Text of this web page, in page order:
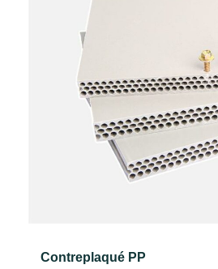
Contreplaqué PP